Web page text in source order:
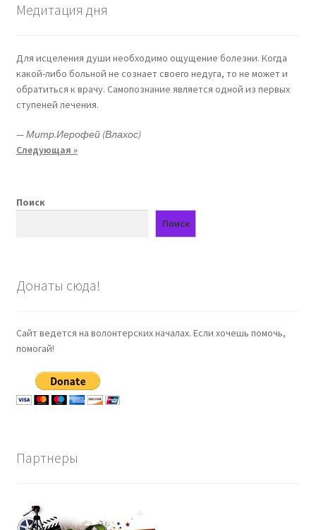
Медитация дня
Для исцеления души необходимо ощущение болезни. Когда
какой-либо больной не сознает своего недуга, то не может и
обратиться к врачу. Самопознание является одной из первых
ступеней лечения.
—Митр.Иерофей (Влахос)
Следующая »
Поиск
Поиск
Донаты сюда!
Сайт ведется на волонтерских началах. Если хочешь помочь,
помогай!
Партнеры